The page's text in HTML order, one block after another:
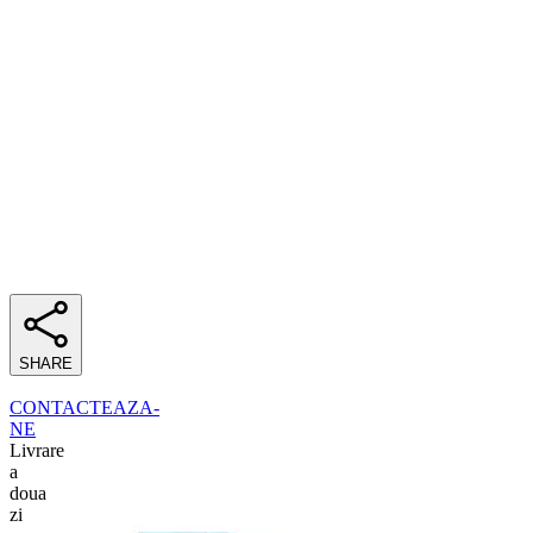
SHARE
CONTACTEAZA-
NE
Livrare
a
doua
zi